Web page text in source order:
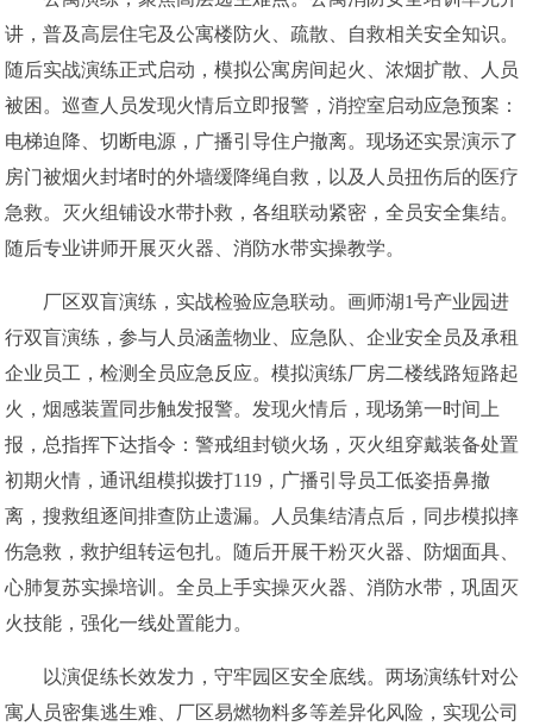
讲，普及高层住宅及公寓楼防火、疏散、自救相关安全知识。
随后实战演练正式启动，模拟公寓房间起火、浓烟扩散、人员
被困。巡查人员发现火情后立即报警，消控室启动应急预案：
电梯迫降、切断电源，广播引导住户撤离。现场还实景演示了
房门被烟火封堵时的外墙缓降绳自救，以及人员扭伤后的医疗
急救。灭火组铺设水带扑救，各组联动紧密，全员安全集结。
随后专业讲师开展灭火器、消防水带实操教学。
厂区双盲演练，实战检验应急联动。画师湖1号产业园进
行双盲演练，参与人员涵盖物业、应急队、企业安全员及承租
企业员工，检测全员应急反应。模拟演练厂房二楼线路短路起
火，烟感装置同步触发报警。发现火情后，现场第一时间上
报，总指挥下达指令：警戒组封锁火场，灭火组穿戴装备处置
初期火情，通讯组模拟拨打119，广播引导员工低姿捂鼻撤
离，搜救组逐间排查防止遗漏。人员集结清点后，同步模拟摔
伤急救，救护组转运包扎。随后开展干粉灭火器、防烟面具、
心肺复苏实操培训。全员上手实操灭火器、消防水带，巩固灭
火技能，强化一线处置能力。
以演促练长效发力，守牢园区安全底线。两场演练针对公
寓人员密集逃生难、厂区易燃物料多等差异化风险，实现公司